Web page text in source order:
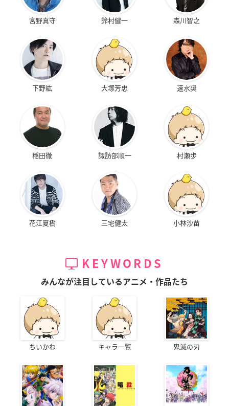
宮野真守 鈴村健一 森川智之
下野紘 大塚芳忠 速水奨
稲田徹 諏訪部順一 村瀬歩
花江夏樹 三宅健太 小林沙苗
KEYWORDS
みんなが注目しているアニメ・作品たち
ちいかわ キャラ一覧 鬼滅の刃